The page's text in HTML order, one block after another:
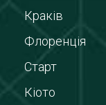
Краків
Флоренція
Старт
Кіото